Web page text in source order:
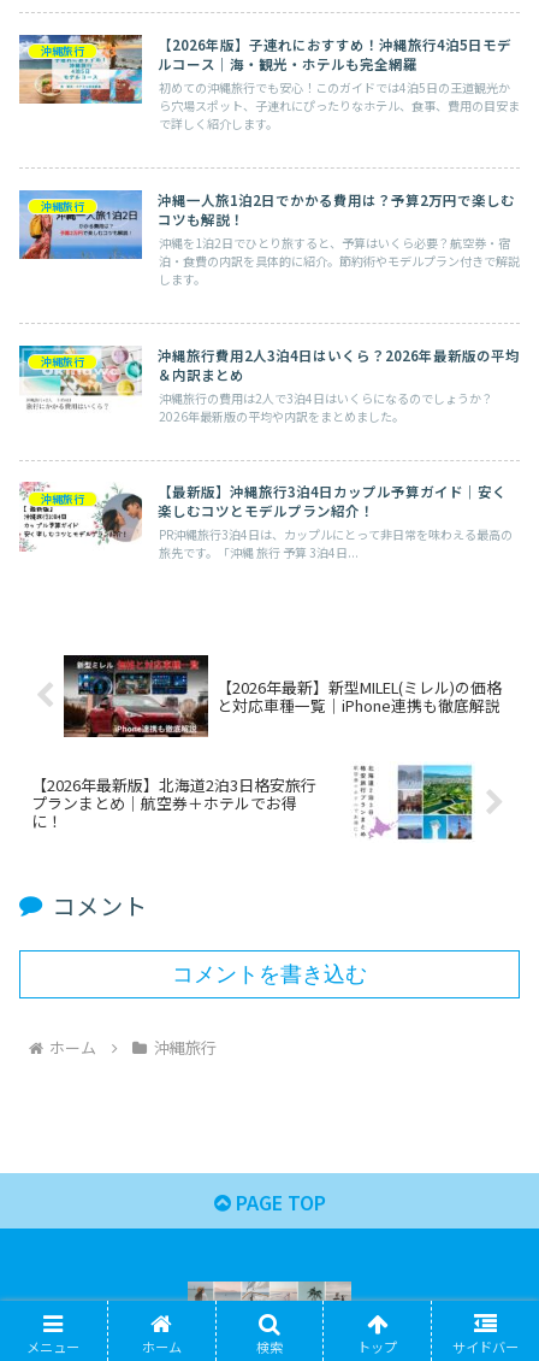
沖縄旅行
【2026年版】子連れにおすすめ！沖縄旅行4泊5日モデ
ルコース｜海・観光・ホテルも完全網羅
初めての沖縄旅行でも安心！このガイドでは4泊5日の王道観光か
ら穴場スポット、子連れにぴったりなホテル、食事、費用の目安ま
で詳しく紹介します。
沖縄旅行
沖縄一人旅1泊2日でかかる費用は？予算2万円で楽しむ
コツも解説！
沖縄を1泊2日でひとり旅すると、予算はいくら必要？航空券・宿
泊・食費の内訳を具体的に紹介。節約術やモデルプラン付きで解説
します。
沖縄旅行
沖縄旅行費用2人3泊4日はいくら？2026年最新版の平均
＆内訳まとめ
沖縄旅行の費用は2人で3泊4日はいくらになるのでしょうか？
2026年最新版の平均や内訳をまとめました。
沖縄旅行
【最新版】沖縄旅行3泊4日カップル予算ガイド｜安く
楽しむコツとモデルプラン紹介！
PR沖縄旅行3泊4日は、カップルにとって非日常を味わえる最高の
旅先です。「沖縄 旅行 予算 3泊4日...
【2026年最新】新型MILEL(ミレル)の価格
と対応車種一覧｜iPhone連携も徹底解説
【2026年最新版】北海道2泊3日格安旅行
プランまとめ｜航空券＋ホテルでお得
に！
コメント
コメントを書き込む
ホーム 沖縄旅行
PAGE TOP
メニュー ホーム 検索 トップ サイドバー